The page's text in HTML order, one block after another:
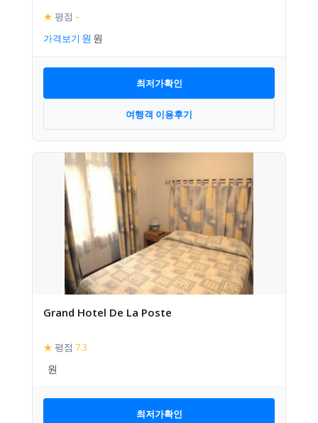
★ 평점 –
가격보기
최저가확인
여행객 이용후기
Grand Hotel De La Poste
★ 평점 7.3
최저가확인